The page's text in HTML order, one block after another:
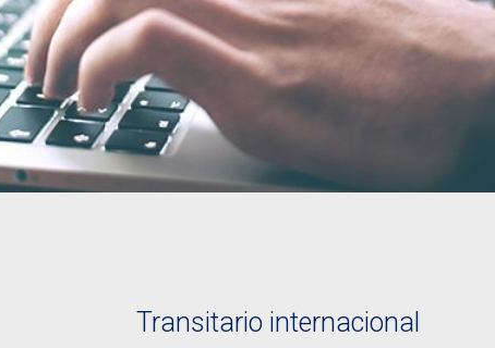
Transitario internacional